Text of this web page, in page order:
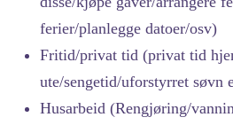
ferier/planlegge datoer/osv)
Fritid/privat tid (privat tid
ute/sengetid/uforstyrret søvn
Husarbeid (Rengjøring/